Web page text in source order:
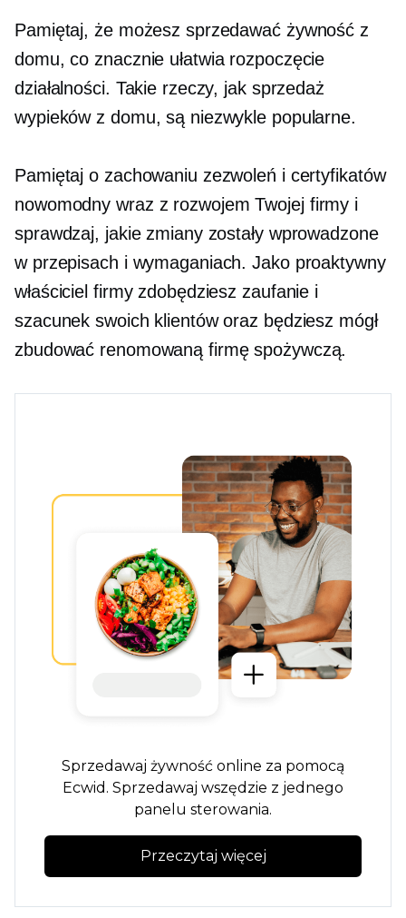
Pamiętaj, że możesz sprzedawać żywność z
domu, co znacznie ułatwia rozpoczęcie
działalności. Takie rzeczy, jak sprzedaż
wypieków z domu, są niezwykle popularne.
Pamiętaj o zachowaniu zezwoleń i certyfikatów
nowomodny wraz z rozwojem Twojej firmy i
sprawdzaj, jakie zmiany zostały wprowadzone
w przepisach i wymaganiach. Jako proaktywny
właściciel firmy zdobędziesz zaufanie i
szacunek swoich klientów oraz będziesz mógł
zbudować renomowaną firmę spożywczą.
Sprzedawaj żywność online za pomocą
Ecwid. Sprzedawaj wszędzie z jednego
panelu sterowania.
Przeczytaj więcej